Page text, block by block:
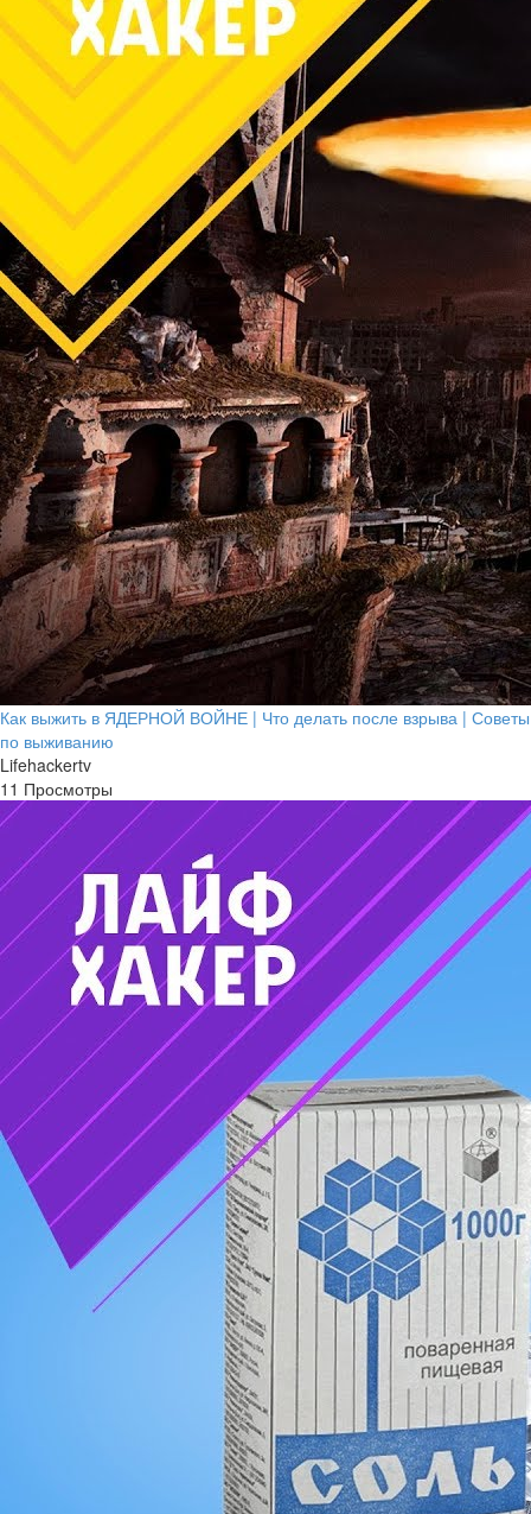
Как выжить в ЯДЕРНОЙ ВОЙНЕ | Что делать после взрыва | Советы
по выживанию
Lifehackertv
11 Просмотры